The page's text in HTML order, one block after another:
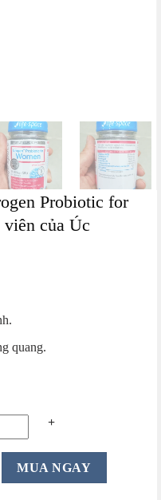
Probiotic for
của Úc
quang.
MUA NGAY